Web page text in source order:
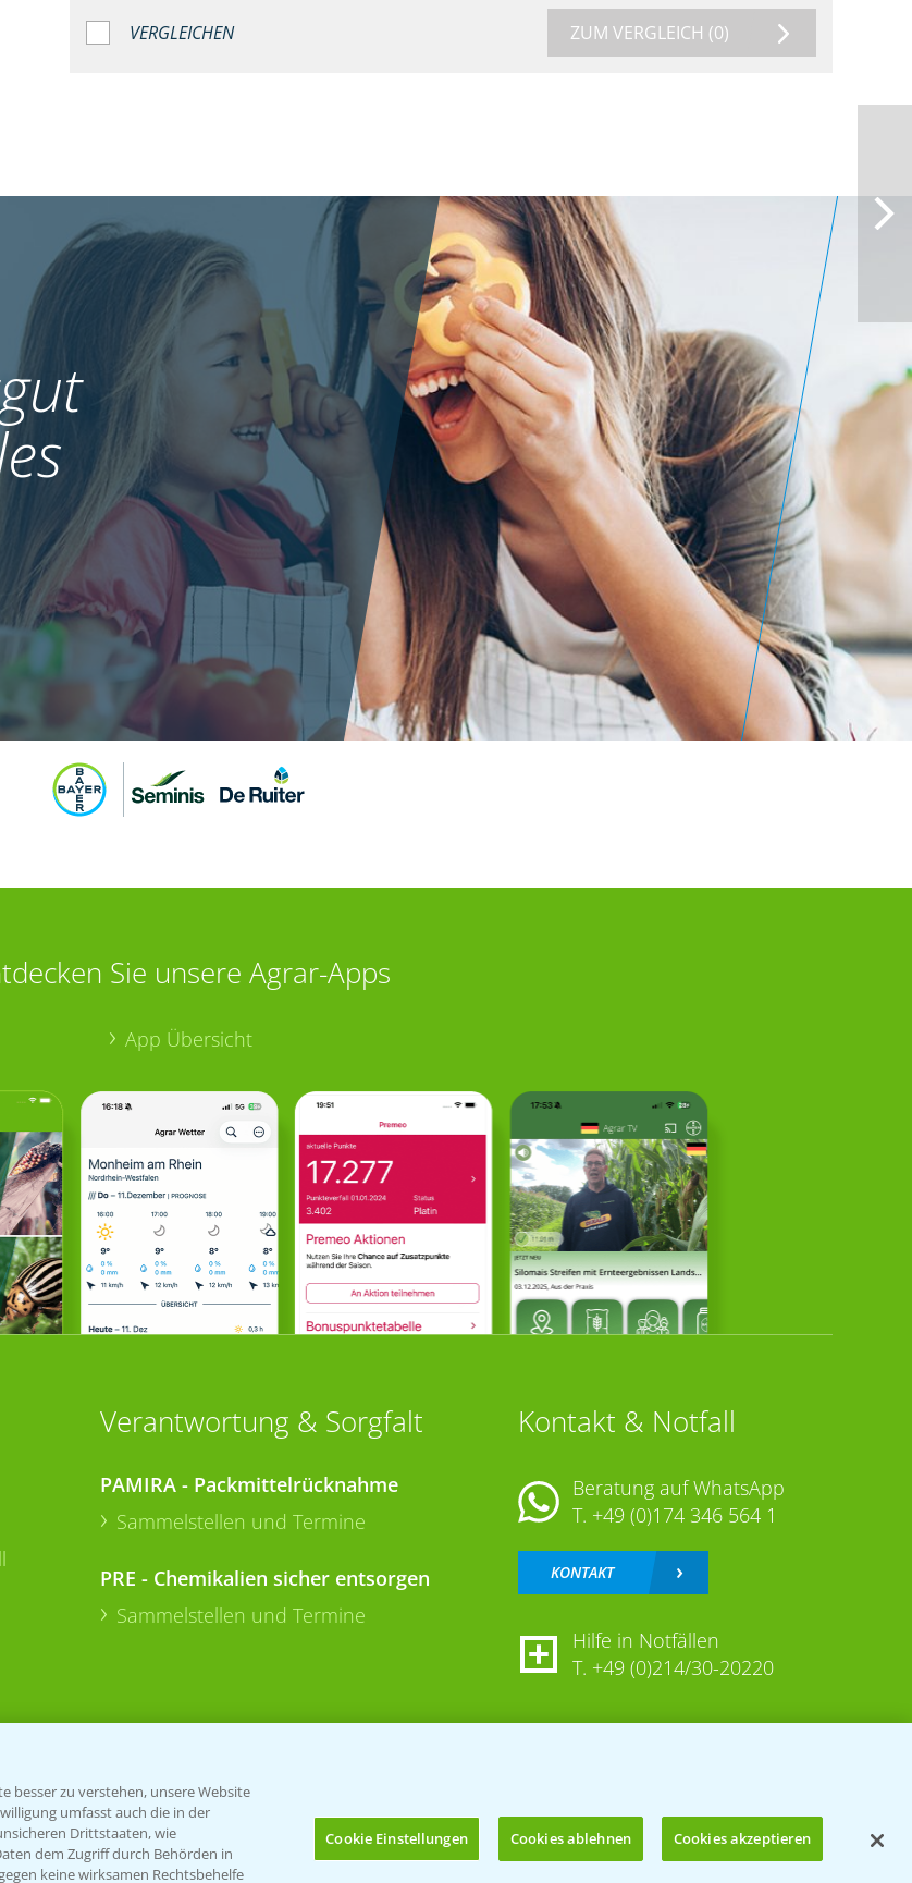
VERGLEICHEN ZUM VERGLEICH (0)
Sie unsere Agrar-Apps
App Übersicht
Verantwortung & Sorgfalt
PAMIRA - Packmittelrücknahme
Sammelstellen und Termine
PRE - Chemikalien sicher entsorgen
Sammelstellen und Termine
Kontakt & Notfall
Beratung auf WhatsApp
T. +49 (0)174 346 564 1
KONTAKT
Hilfe in Notfällen
T. +49 (0)214/30-20220
besser zu verstehen, unsere Website
umfasst auch die in der
Drittstaaten, wie
dem Zugriff durch Behörden in
keine wirksamen Rechtsbehelfe
Cookie Einstellungen Cookies ablehnen Cookies akzeptieren